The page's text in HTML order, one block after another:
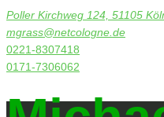
Poller Kirchweg 124, 51105
mgrass@netcologne.de
0221-8307418
0171-7306062